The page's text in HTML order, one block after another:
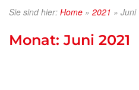
Sie sind hier: Home » 2021 » Juni
Monat:Juni 2021